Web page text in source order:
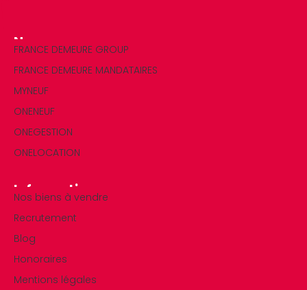
Nos marques
FRANCE DEMEURE GROUP
FRANCE DEMEURE MANDATAIRES
MYNEUF
ONENEUF
ONEGESTION
ONELOCATION
Informations
Nos biens à vendre
Recrutement
Blog
Honoraires
Mentions légales